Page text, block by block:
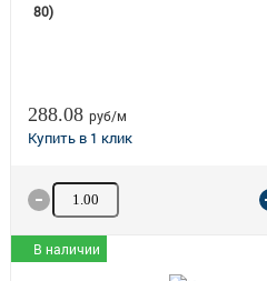
80)
288.08 руб/м
Количество товара
В наличии